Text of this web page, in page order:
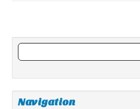
Navigation